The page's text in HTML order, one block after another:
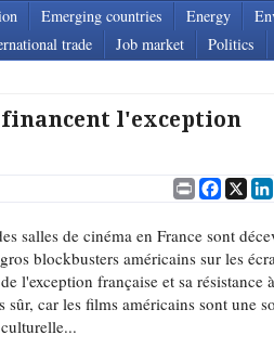
Emerging countries Energy
trade Job market Politics
l'exception
Print X
salles de cinéma en France sont
blockbusters américains sur les
l'exception française et sa résistance à
car les films américains sont une